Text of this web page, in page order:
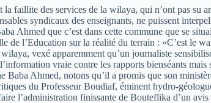
faillite des services de la wilaya, qui n’ont pas
syndicaux des enseignants, ne puissent
Ahmed que c’est dans cette commune que se
de l’Education sur la réalité du terrain : «C’est
vexé apparemment qu’un journaliste
vraie contre les rapports bienséants
Ahmed, notons qu’il a promis que son
du Professeur Boudiaf, éminent hydro-
l’administration finissante de Bouteflika d’un